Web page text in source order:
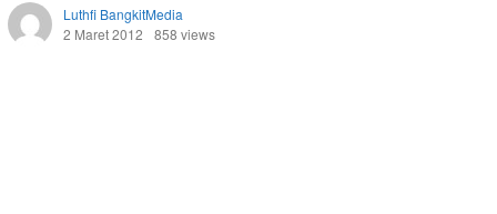
Luthfi BangkitMedia
2 Maret 2012
858 views